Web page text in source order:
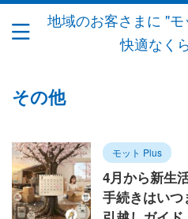
地域のお客さまに "モ
快適なく
その他
モット Plus
4月から新生
手続きはい